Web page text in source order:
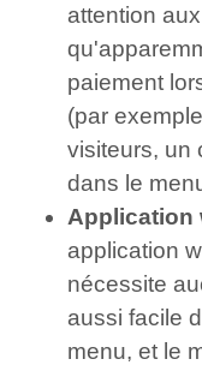
attention
paiement
(par
visiteurs, un
dans le
Application
application
nécessite
aussi facile
menu, et le